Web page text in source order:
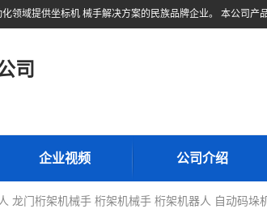
司
企业视频 公司介绍
龙门桁架机械手 桁架机械手 桁架机器人 自动码垛